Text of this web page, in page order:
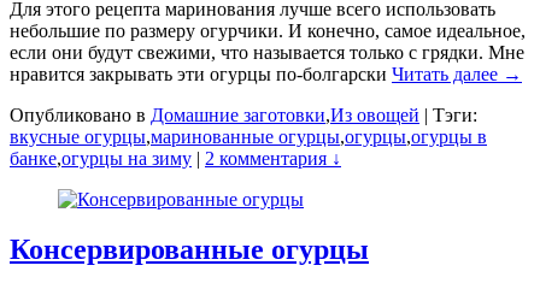
Для этого рецепта маринования лучше всего использовать
небольшие по размеру огурчики. И конечно, самое идеальное,
если они будут свежими, что называется только с грядки. Мне
нравится закрывать эти огурцы по-болгарски Читать далее →
Опубликовано в Домашние заготовки,Из овощей | Тэги:
вкусные огурцы,маринованные огурцы,огурцы,огурцы в
банке,огурцы на зиму | 2 комментария ↓
Консервированные огурцы